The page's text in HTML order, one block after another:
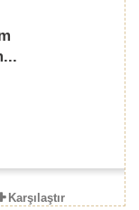
Karşılaştır